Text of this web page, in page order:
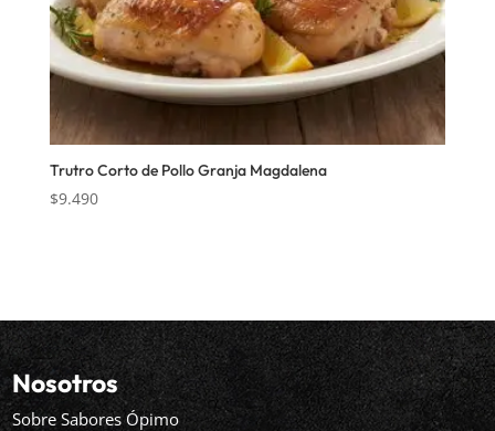
Trutro Corto de Pollo Granja Magdalena
$9.490
Nosotros
Sobre Sabores Ópimo